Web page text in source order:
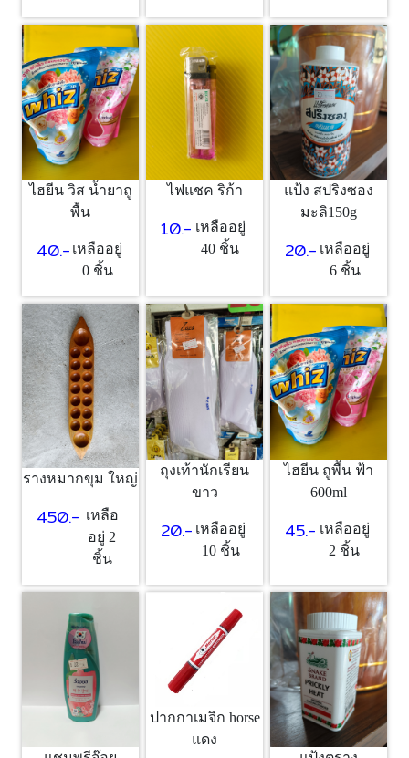
ไฮยีน วิส น้ำยาถู
พื้น
40.- เหลืออยู่
0 ชิ้น
ไฟแชค ริก้า
10.- เหลืออยู่
40 ชิ้น
แป้ง สปริงซอง
มะลิ150g
20.- เหลืออยู่
6 ชิ้น
รางหมากขุม ใหญ่
450.- เหลือ
อยู่ 2
ชิ้น
ถุงเท้านักเรียน
ขาว
20.- เหลืออยู่
10 ชิ้น
ไฮยีน ถูพื้น ฟ้า
600ml
45.- เหลืออยู่
2 ชิ้น
ปากกาเมจิก horse
แดง